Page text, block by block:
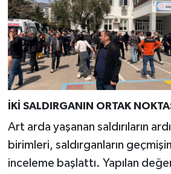
İKİ SALDIRGANIN ORTAK
Art arda yaşanan saldırıların
birimleri, saldırganların
inceleme başlattı. Yapılan